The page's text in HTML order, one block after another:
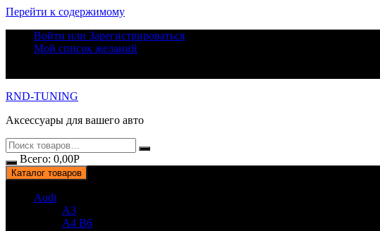
Перейти к содержимому
Войти или Зарегистрироваться
Мой список желаний
RND-TUNING
Аксессуары для вашего авто
Всего: 0,00Р
Каталог товаров
Audi
A3
A4 B6